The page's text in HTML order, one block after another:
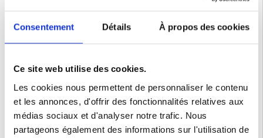
Consentement Détails À propos des cookies
Ce site web utilise des cookies.
Les cookies nous permettent de personnaliser le contenu
et les annonces, d'offrir des fonctionnalités relatives aux
médias sociaux et d'analyser notre trafic. Nous
partageons également des informations sur l'utilisation de
accrue, ce qui en fait un excellent investissement pour une utilisation à long
portabilité, ce qui le rend facile à transporter où que vous alliez.
- Performances fiables : Fournit une alimentation électrique et un transfert de
connectés lorsque vous en avez le plus besoin.
Faits intéressants sur le type de produit:
durabilité, offrant une résistance supérieure à la flexion et à l'enchevêtrement